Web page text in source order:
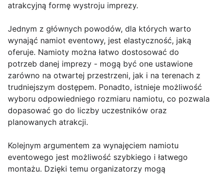
atrakcyjną formę wystroju imprezy.
Jednym z głównych powodów, dla których warto
wynająć namiot eventowy, jest elastyczność, jaką
oferuje. Namioty można łatwo dostosować do
potrzeb danej imprezy - mogą być one ustawione
zarówno na otwartej przestrzeni, jak i na terenach z
trudniejszym dostępem. Ponadto, istnieje możliwość
wyboru odpowiedniego rozmiaru namiotu, co pozwala
dopasować go do liczby uczestników oraz
planowanych atrakcji.
Kolejnym argumentem za wynajęciem namiotu
eventowego jest możliwość szybkiego i łatwego
montażu. Dzięki temu organizatorzy mogą